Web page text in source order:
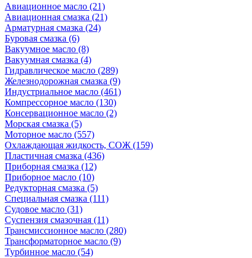
Авиационное масло (21)
Авиационная смазка (21)
Арматурная смазка (24)
Буровая смазка (6)
Вакуумное масло (8)
Вакуумная смазка (4)
Гидравлическое масло (289)
Железнодорожная смазка (9)
Индустриальное масло (461)
Компрессорное масло (130)
Консервационное масло (2)
Морская смазка (5)
Моторное масло (557)
Охлаждающая жидкость, СОЖ (159)
Пластичная смазка (436)
Приборная смазка (12)
Приборное масло (10)
Редукторная смазка (5)
Специальная смазка (111)
Судовое масло (31)
Суспензия смазочная (11)
Трансмиссионное масло (280)
Трансформаторное масло (9)
Турбинное масло (54)